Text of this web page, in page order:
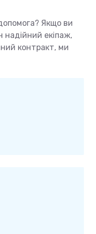
Якщо ви
надійний екіпаж,
контракт, ми